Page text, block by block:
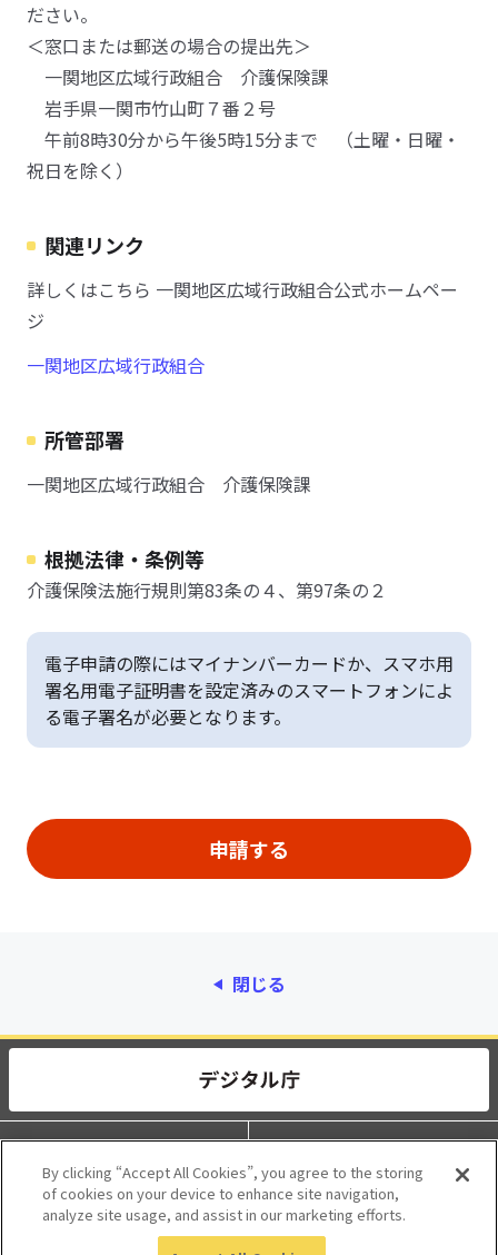
ださい。
＜窓口または郵送の場合の提出先＞
一関地区広域行政組合 介護保険課
岩手県一関市竹山町７番２号
午前8時30分から午後5時15分まで （土曜・日曜・
祝日を除く）
関連リンク
詳しくはこちら 一関地区広域行政組合公式ホームペー
ジ
一関地区広域行政組合
所管部署
一関地区広域行政組合 介護保険課
根拠法律・条例等
介護保険法施行規則第83条の４、第97条の２
電子申請の際にはマイナンバーカードか、スマホ用
署名用電子証明書を設定済みのスマートフォンによ
る電子署名が必要となります。
閉じる
動作環境 個人情報保護
利用規約 アクセシビリティ
By clicking “Accept All Cookies”, you agree to the storing
of cookies on your device to enhance site navigation,
analyze site usage, and assist in our marketing efforts.